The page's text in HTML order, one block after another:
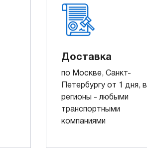
Доставка
по Москве, Санкт-
Петербургу от 1 дня, в
регионы - любыми
транспортными
компаниями